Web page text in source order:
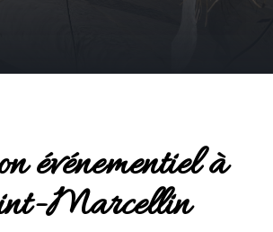
événementiel à
Marcellin